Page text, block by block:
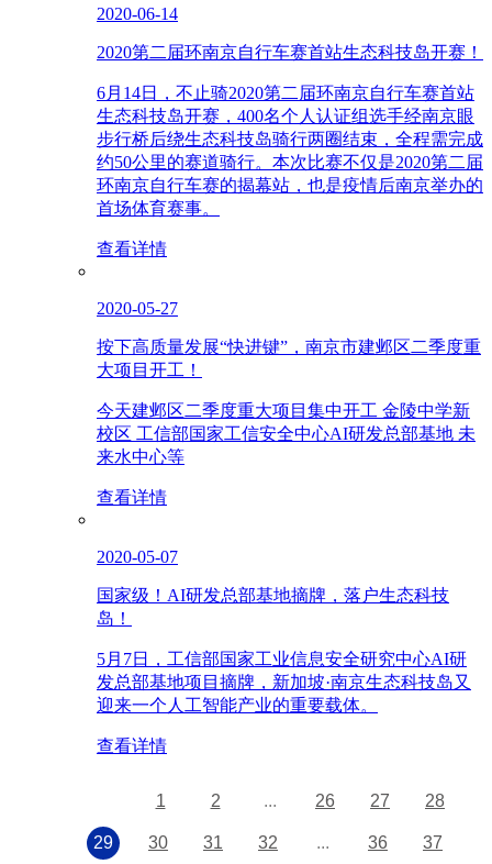
2020-06-14
2020第二届环南京自行车赛首站生态科技岛开赛！
6月14日，不止骑2020第二届环南京自行车赛首站
生态科技岛开赛，400名个人认证组选手经南京眼
步行桥后绕生态科技岛骑行两圈结束，全程需完成
约50公里的赛道骑行。本次比赛不仅是2020第二届
环南京自行车赛的揭幕站，也是疫情后南京举办的
首场体育赛事。
查看详情
2020-05-27
按下高质量发展“快进键”，南京市建邺区二季度重
大项目开工！
今天建邺区二季度重大项目集中开工 金陵中学新
校区 工信部国家工信安全中心AI研发总部基地 未
来水中心等
查看详情
2020-05-07
国家级！AI研发总部基地摘牌，落户生态科技
岛！
5月7日，工信部国家工业信息安全研究中心AI研
发总部基地项目摘牌，新加坡·南京生态科技岛又
迎来一个人工智能产业的重要载体。
查看详情
1 2 ... 26 27 28
29 30 31 32 ... 36 37